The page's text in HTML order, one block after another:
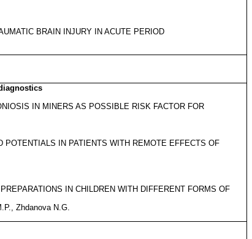
BRAIN INJURY IN ACUTE PERIOD
IN MINERS AS POSSIBLE RISK FACTOR FOR
POTENTIALS IN PATIENTS WITH REMOTE EFFECTS OF
IN CHILDREN WITH DIFFERENT FORMS OF
Zhdanova N.G.